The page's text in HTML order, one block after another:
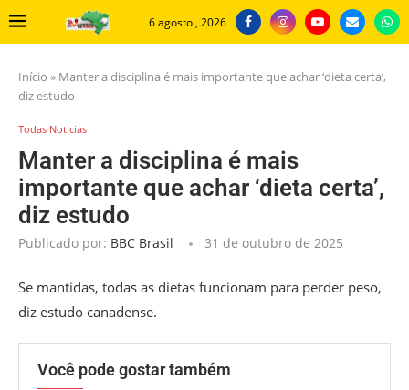
6 agosto , 2026
Início » Manter a disciplina é mais importante que achar ‘dieta certa’,
diz estudo
Todas Noticias
Manter a disciplina é mais
importante que achar ‘dieta certa’,
diz estudo
Publicado por: BBC Brasil 31 de outubro de 2025
Se mantidas, todas as dietas funcionam para perder peso,
diz estudo canadense.
Você pode gostar também